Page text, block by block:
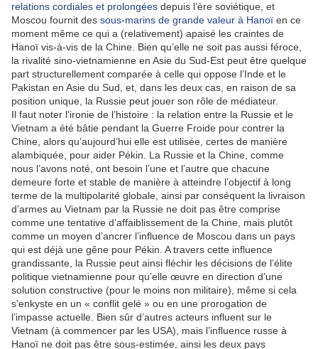
relations cordiales et prolongées depuis l’ère soviétique, et
Moscou fournit des sous-marins de grande valeur à Hanoï en ce
moment même ce qui a (relativement) apaisé les craintes de
Hanoï vis-à-vis de la Chine. Bien qu’elle ne soit pas aussi féroce,
la rivalité sino-vietnamienne en Asie du Sud-Est peut être quelque
part structurellement comparée à celle qui oppose l’Inde et le
Pakistan en Asie du Sud, et, dans les deux cas, en raison de sa
position unique, la Russie peut jouer son rôle de médiateur.
Il faut noter l’ironie de l’histoire : la relation entre la Russie et le
Vietnam a été bâtie pendant la Guerre Froide pour contrer la
Chine, alors qu’aujourd’hui elle est utilisée, certes de manière
alambiquée, pour aider Pékin. La Russie et la Chine, comme
nous l’avons noté, ont besoin l’une et l’autre que chacune
demeure forte et stable de manière à atteindre l’objectif à long
terme de la multipolarité globale, ainsi par conséquent la livraison
d’armes au Vietnam par la Russie ne doit pas être comprise
comme une tentative d’affaiblissement de la Chine, mais plutôt
comme un moyen d’ancrer l’influence de Moscou dans un pays
qui est déjà une gêne pour Pékin. A travers cette influence
grandissante, la Russie peut ainsi fléchir les décisions de l’élite
politique vietnamienne pour qu’elle œuvre en direction d’une
solution constructive (pour le moins non militaire), même si cela
s’enkyste en un « conflit gelé » ou en une prorogation de
l’impasse actuelle. Bien sûr d’autres acteurs influent sur le
Vietnam (à commencer par les USA), mais l’influence russe à
Hanoï ne doit pas être sous-estimée, ainsi les deux pays